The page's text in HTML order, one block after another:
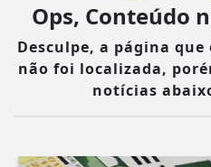
Ops, Conteúdo
Desculpe, a página
não foi localizada,
notícias